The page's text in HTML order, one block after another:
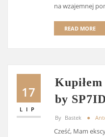
na wzajemnej
READ MORE
17
LIP
by
By Bastek
Cześć, Mam